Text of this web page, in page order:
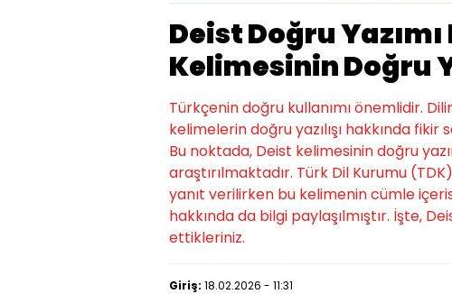
Deist Doğru
Kelimesinin Doğru
Türkçenin doğru kullanımı önemlidir.
kelimelerin doğru yazılışı hakkında
Bu noktada, Deist kelimesinin doğru
araştırılmaktadır. Türk Dil Kurumu
yanıt verilirken bu kelimenin cümle
hakkında da bilgi paylaşılmıştır. İşte,
ettikleriniz.
Giriş: 18.02.2026 - 11:31